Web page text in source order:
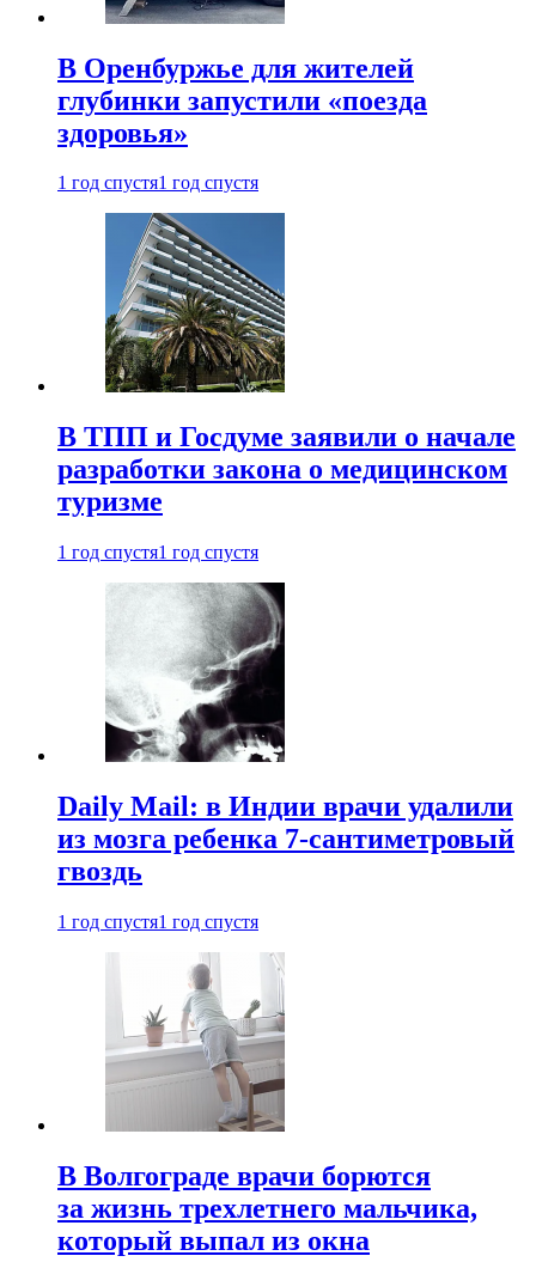
В Оренбуржье для жителей
глубинки запустили «поезда
здоровья»
1 год спустя1 год спустя
В ТПП и Госдуме заявили о начале
разработки закона о медицинском
туризме
1 год спустя1 год спустя
Daily Mail: в Индии врачи удалили
из мозга ребенка 7-сантиметровый
гвоздь
1 год спустя1 год спустя
В Волгограде врачи борются
за жизнь трехлетнего мальчика,
который выпал из окна